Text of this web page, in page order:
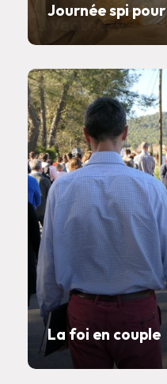
Journée spi
La foi en couple